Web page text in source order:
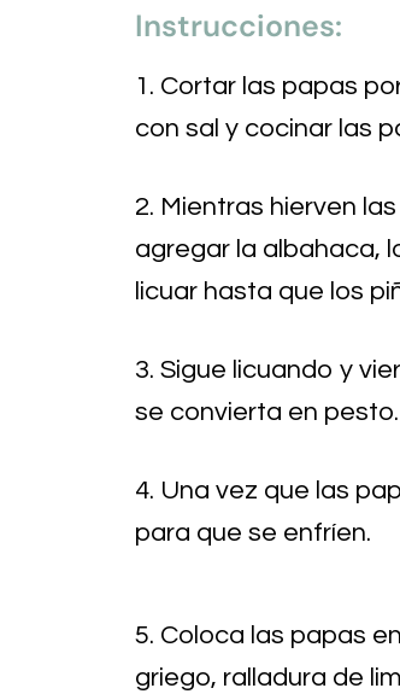
Instrucciones:
1. Cortar las papas
con sal y cocinar las
2. Mientras hierven
agregar la albahaca,
licuar hasta que los
3. Sigue licuando y
se convierta en pesto.
4. Una vez que las
para que se enfríen.
5. Coloca las papas
griego, ralladura de